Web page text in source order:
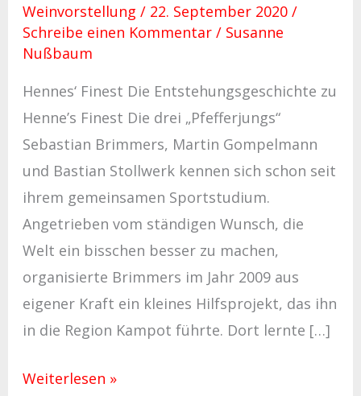
Weinvorstellung / 22. September 2020 /
Schreibe einen Kommentar / Susanne
Nußbaum
Hennes‘ Finest Die Entstehungsgeschichte zu
Henne’s Finest Die drei „Pfefferjungs“
Sebastian Brimmers, Martin Gompelmann
und Bastian Stollwerk kennen sich schon seit
ihrem gemeinsamen Sportstudium.
Angetrieben vom ständigen Wunsch, die
Welt ein bisschen besser zu machen,
organisierte Brimmers im Jahr 2009 aus
eigener Kraft ein kleines Hilfsprojekt, das ihn
in die Region Kampot führte. Dort lernte […]
Weiterlesen »